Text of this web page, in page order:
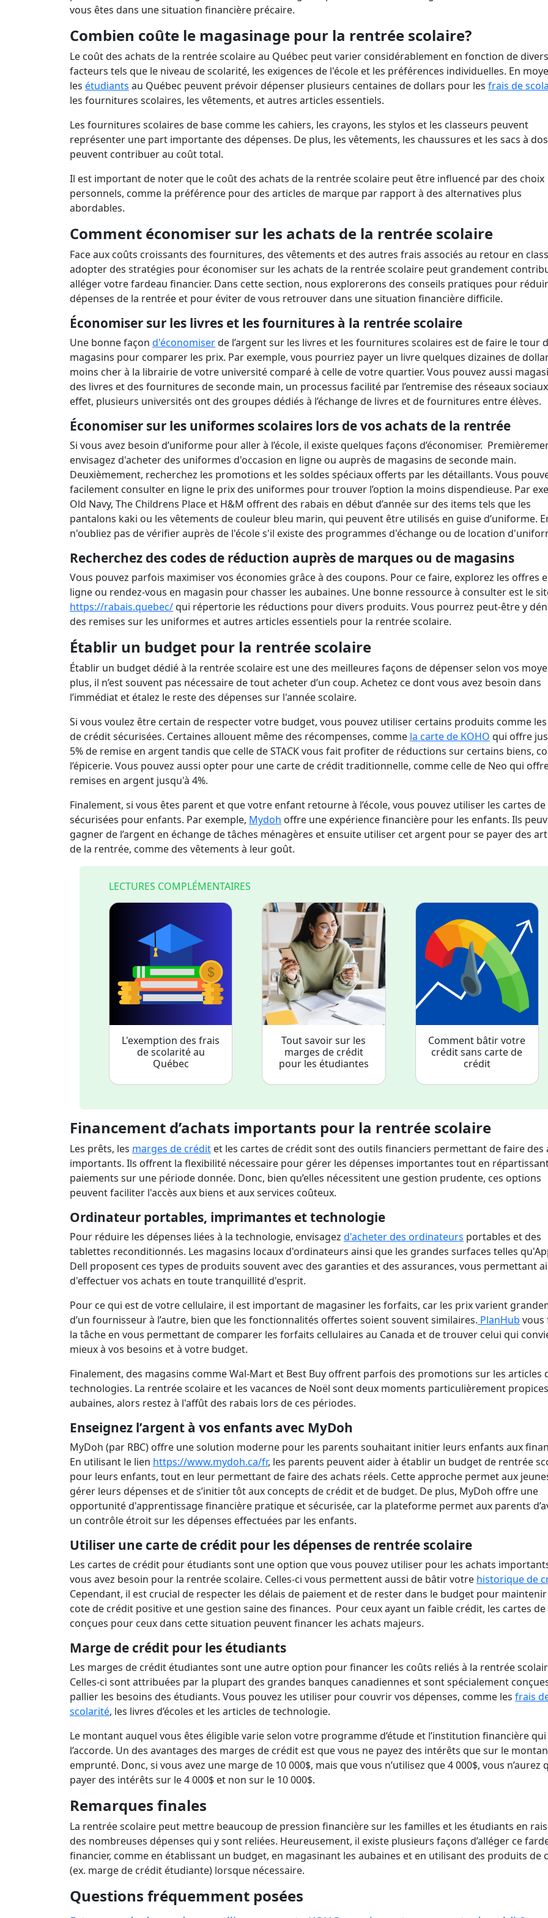
Prêts sans vérification bancaire
faillite
Durée de la dette dans un
Combien puis-je payer pour
Vérifier l'historique d'une
occasion
Le transfert d'hypothèque
vous êtes dans une situation financière précaire.
Combien coûte le magasinage pour la rentrée scolaire?
Le coût des achats de la rentrée scolaire au Québec peut varier considérablement en fonction de divers
facteurs tels que le niveau de scolarité, les exigences de l'école et les préférences individuelles. En
les étudiants au Québec peuvent prévoir dépenser plusieurs centaines de dollars pour les frais de
les fournitures scolaires, les vêtements, et autres articles essentiels.
Les fournitures scolaires de base comme les cahiers, les crayons, les stylos et les classeurs peuvent
représenter une part importante des dépenses. De plus, les vêtements, les chaussures et les sacs à
peuvent contribuer au coût total.
Il est important de noter que le coût des achats de la rentrée scolaire peut être influencé par des choix
personnels, comme la préférence pour des articles de marque par rapport à des alternatives plus
abordables.
Comment économiser sur les achats de la rentrée scolaire
Face aux coûts croissants des fournitures, des vêtements et des autres frais associés au retour en
adopter des stratégies pour économiser sur les achats de la rentrée scolaire peut grandement
alléger votre fardeau financier. Dans cette section, nous explorerons des conseils pratiques pour
dépenses de la rentrée et pour éviter de vous retrouver dans une situation financière difficile.
Économiser sur les livres et les fournitures à la rentrée scolaire
Une bonne façon d'économiserde l’argent sur les livres et les fournitures scolaires est de faire le tour
magasins pour comparer les prix. Par exemple, vous pourriez payer un livre quelques dizaines de
moins cher à la librairie de votre université comparé à celle de votre quartier. Vous pouvez aussi
des livres et des fournitures de seconde main, un processus facilité par l’entremise des réseaux
effet, plusieurs universités ont des groupes dédiés à l’échange de livres et de fournitures entre élèves.
Économiser sur les uniformes scolaires lors de vos achats de la rentrée
Si vous avez besoin d’uniforme pour aller à l’école, il existe quelques façons d’économiser.
envisagez d'acheter des uniformes d'occasion en ligne ou auprès de magasins de seconde main.
Deuxièmement, recherchez les promotions et les soldes spéciaux offerts par les détaillants. Vous
facilement consulter en ligne le prix des uniformes pour trouver l’option la moins dispendieuse. Par
Old Navy, The Childrens Place et H&M offrent des rabais en début d’année sur des items tels que les
pantalons kaki ou les vêtements de couleur bleu marin, qui peuvent être utilisés en guise d’uniforme.
n'oubliez pas de vérifier auprès de l'école s'il existe des programmes d'échange ou de location
Recherchez des codes de réduction auprès de marques ou de magasins
Vous pouvez parfois maximiser vos économies grâce à des coupons. Pour ce faire, explorez les offres
ligne ou rendez-vous en magasin pour chasser les aubaines. Une bonne ressource à consulter est le
https://rabais.quebec/qui répertorie les réductions pour divers produits. Vous pourrez peut-être y
des remises sur les uniformes et autres articles essentiels pour la rentrée scolaire.
Établir un budget pour la rentrée scolaire
Établir un budget dédié à la rentrée scolaire est une des meilleures façons de dépenser selon vos
plus, il n’est souvent pas nécessaire de tout acheter d’un coup. Achetez ce dont vous avez besoin dans
l’immédiat et étalez le reste des dépenses sur l'année scolaire.
Si vous voulez être certain de respecter votre budget, vous pouvez utiliser certains produits comme
de crédit sécurisées. Certaines allouent même des récompenses, comme la carte de KOHO qui offre
5% de remise en argent tandis que celle de STACK vous fait profiter de réductions sur certains biens,
l’épicerie. Vous pouvez aussi opter pour une carte de crédit traditionnelle, comme celle de Neo qui
remises en argent jusqu'à 4%.
Finalement, si vous êtes parent et que votre enfant retourne à l’école, vous pouvez utiliser les cartes
sécurisées pour enfants. Par exemple, Mydoh offre une expérience financière pour les enfants. Ils
gagner de l’argent en échange de tâches ménagères et ensuite utiliser cet argent pour se payer des
de la rentrée, comme des vêtements à leur goût.
LECTURES COMPLÉMENTAIRES
L'exemption des frais
de scolarité au
Québec
Tout savoir sur les
marges de crédit
pour les étudiantes
Comment bâtir votre
crédit sans carte de
crédit
Financement d’achats importants pour la rentrée scolaire
Les prêts, les marges de crédit et les cartes de crédit sont des outils financiers permettant de faire des
importants. Ils offrent la flexibilité nécessaire pour gérer les dépenses importantes tout en
paiements sur une période donnée. Donc, bien qu’elles nécessitent une gestion prudente, ces options
peuvent faciliter l'accès aux biens et aux services coûteux.
Ordinateur portables, imprimantes et technologie
Pour réduire les dépenses liées à la technologie, envisagez d'acheter des ordinateurs portables et des
tablettes reconditionnés. Les magasins locaux d'ordinateurs ainsi que les grandes surfaces telles
Dell proposent ces types de produits souvent avec des garanties et des assurances, vous permettant
d'effectuer vos achats en toute tranquillité d'esprit.
Pour ce qui est de votre cellulaire, il est important de magasiner les forfaits, car les prix varient
d’un fournisseur à l’autre, bien que les fonctionnalités offertes soient souvent similaires. PlanHub vous
la tâche en vous permettant de comparer les forfaits cellulaires au Canada et de trouver celui qui
mieux à vos besoins et à votre budget.
Finalement, des magasins comme Wal-Mart et Best Buy offrent parfois des promotions sur les articles
technologies. La rentrée scolaire et les vacances de Noël sont deux moments particulièrement
aubaines, alors restez à l'affût des rabais lors de ces périodes.
Enseignez l’argent à vos enfants avec MyDoh
MyDoh (par RBC) offre une solution moderne pour les parents souhaitant initier leurs enfants aux
En utilisant le lien https://www.mydoh.ca/fr, les parents peuvent aider à établir un budget de rentrée
pour leurs enfants, tout en leur permettant de faire des achats réels. Cette approche permet aux
gérer leurs dépenses et de s’initier tôt aux concepts de crédit et de budget. De plus, MyDoh offre une
opportunité d'apprentissage financière pratique et sécurisée, car la plateforme permet aux parents
un contrôle étroit sur les dépenses effectuées par les enfants.
Utiliser une carte de crédit pour les dépenses de rentrée scolaire
Les cartes de crédit pour étudiants sont une option que vous pouvez utiliser pour les achats
vous avez besoin pour la rentrée scolaire. Celles-ci vous permettent aussi de bâtir votre historique de
Cependant, il est crucial de respecter les délais de paiement et de rester dans le budget pour
cote de crédit positive et une gestion saine des finances. Pour ceux ayant un faible crédit, les cartes
conçues pour ceux dans cette situation peuvent financer les achats majeurs.
Marge de crédit pour les étudiants
Les marges de crédit étudiantes sont une autre option pour financer les coûts reliés à la rentrée
Celles-ci sont attribuées par la plupart des grandes banques canadiennes et sont spécialement
pallier les besoins des étudiants. Vous pouvez les utiliser pour couvrir vos dépenses, comme les frais
scolarité, les livres d’écoles et les articles de technologie.
Le montant auquel vous êtes éligible varie selon votre programme d’étude et l’institution financière qui
l’accorde. Un des avantages des marges de crédit est que vous ne payez des intérêts que sur le
emprunté. Donc, si vous avez une marge de 10 000$, mais que vous n’utilisez que 4 000$, vous n’aurez
payer des intérêts sur le 4 000$ et non sur le 10 000$.
Remarques finales
La rentrée scolaire peut mettre beaucoup de pression financière sur les familles et les étudiants en
des nombreuses dépenses qui y sont reliées. Heureusement, il existe plusieurs façons d’alléger ce
financier, comme en établissant un budget, en magasinant les aubaines et en utilisant des produits de
(ex. marge de crédit étudiante) lorsque nécessaire.
Questions fréquemment posées